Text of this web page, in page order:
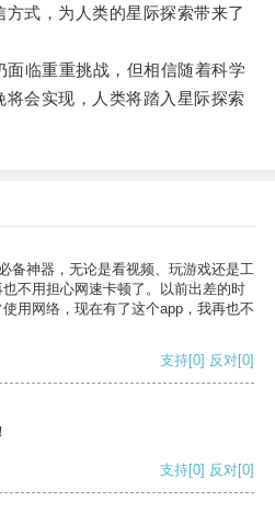
式，为人类的星际探索带来了
临重重挑战，但相信随着科学
会实现，人类将踏入星际探索
备神器，无论是看视频、玩游戏还是工
不用担心网速卡顿了。以前出差的时
用网络，现在有了这个app，我再也不
支持[0] 反对[0]
支持[0] 反对[0]